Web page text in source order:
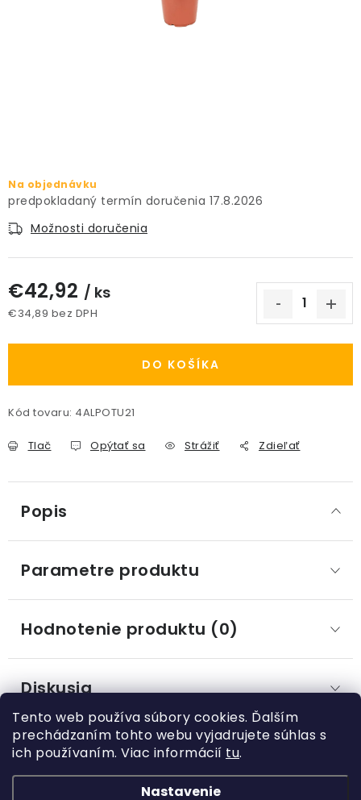
Tento web používa súbory cookies. Ďalším
prechádzaním tohto webu vyjadrujete súhlas s
ich používaním. Viac informácií tu.
Nastavenie
KVETINÁČE A OBALY NA RASTLINY
ZNAČKY
Podmienky ochrany osobných údajov
Spôsoby platby
Kontakt / Právne údaje
Na objednávku
17.8.2026
Možnosti doručenia
€42,92 / ks
€34,89 bez DPH
DO KOŠÍKA
Kód tovaru: 4ALPOTU21
Tlač Opýtať sa Strážiť Zdieľať
Popis
Parametre produktu
Hodnotenie produktu (0)
Diskusia
á